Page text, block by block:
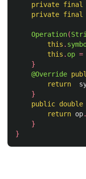
private final
private final
Operation(
this .
this . op =
}
@Override
return
}
public double
return op.
}
}